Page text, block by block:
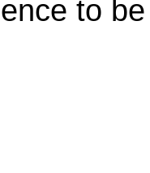
to